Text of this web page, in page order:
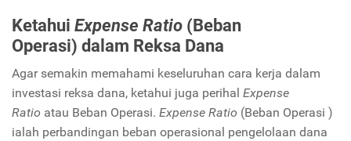
Ketahui Expense Ratio (Beban
Operasi) dalam Reksa Dana
Agar semakin memahami keseluruhan cara kerja dalam
investasi reksa dana, ketahui juga perihal Expense
Ratio atau Beban Operasi. Expense Ratio (Beban Operasi )
ialah perbandingan beban operasional pengelolaan dana